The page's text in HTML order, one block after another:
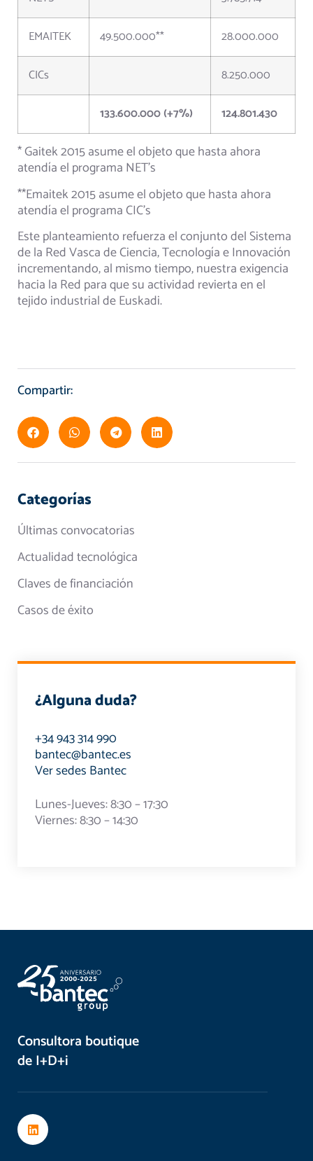
EMAITEK 49.500.000** 28.000.000
CICs 8.250.000
133.600.000 (+7%) 124.801.430
* Gaitek 2015 asume el objeto que hasta ahora
atendía el programa NET’s
**Emaitek 2015 asume el objeto que hasta ahora
atendía el programa CIC’s
Este planteamiento refuerza el conjunto del Sistema
de la Red Vasca de Ciencia, Tecnología e Innovación
incrementando, al mismo tiempo, nuestra exigencia
hacia la Red para que su actividad revierta en el
tejido industrial de Euskadi.
Compartir:
Categorías
Últimas convocatorias
Actualidad tecnológica
Claves de financiación
Casos de éxito
¿Alguna duda?
+34 943 314 990
bantec@bantec.es
Ver sedes Bantec
Lunes-Jueves: 8:30 – 17:30
Viernes: 8:30 – 14:30
Consultora boutique
de I+D+i